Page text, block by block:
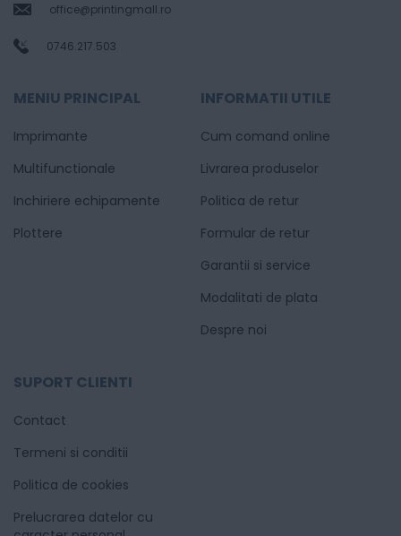
office@printingmall.ro
0746.217.503
MENIU PRINCIPAL
Imprimante
Multifunctionale
Inchiriere echipamente
Plottere
INFORMATII UTILE
Cum comand online
Livrarea produselor
Politica de retur
Formular de retur
Garantii si service
Modalitati de plata
Despre noi
SUPORT CLIENTI
Contact
Termeni si conditii
Politica de cookies
Prelucrarea datelor cu